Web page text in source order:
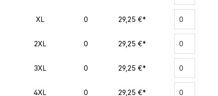
XL 0 29,25 €*
2XL 0 29,25 €*
3XL 0 29,25 €*
4XL 0 29,25 €*